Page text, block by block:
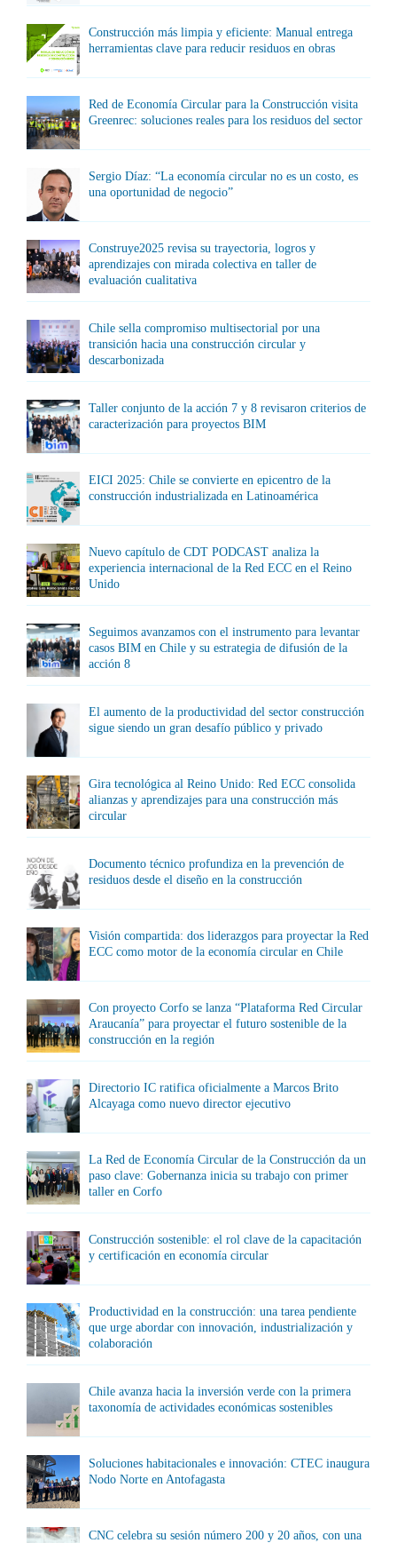
Construcción más limpia y eficiente: Manual entrega
herramientas clave para reducir residuos en obras
Red de Economía Circular para la Construcción visita
Greenrec: soluciones reales para los residuos del sector
Sergio Díaz: “La economía circular no es un costo, es
una oportunidad de negocio”
Construye2025 revisa su trayectoria, logros y
aprendizajes con mirada colectiva en taller de
evaluación cualitativa
Chile sella compromiso multisectorial por una
transición hacia una construcción circular y
descarbonizada
Taller conjunto de la acción 7 y 8 revisaron criterios de
caracterización para proyectos BIM
EICI 2025: Chile se convierte en epicentro de la
construcción industrializada en Latinoamérica
Nuevo capítulo de CDT PODCAST analiza la
experiencia internacional de la Red ECC en el Reino
Unido
Seguimos avanzamos con el instrumento para levantar
casos BIM en Chile y su estrategia de difusión de la
acción 8
El aumento de la productividad del sector construcción
sigue siendo un gran desafío público y privado
Gira tecnológica al Reino Unido: Red ECC consolida
alianzas y aprendizajes para una construcción más
circular
Documento técnico profundiza en la prevención de
residuos desde el diseño en la construcción
Visión compartida: dos liderazgos para proyectar la Red
ECC como motor de la economía circular en Chile
Con proyecto Corfo se lanza “Plataforma Red Circular
Araucanía” para proyectar el futuro sostenible de la
construcción en la región
Directorio IC ratifica oficialmente a Marcos Brito
Alcayaga como nuevo director ejecutivo
La Red de Economía Circular de la Construcción da un
paso clave: Gobernanza inicia su trabajo con primer
taller en Corfo
Construcción sostenible: el rol clave de la capacitación
y certificación en economía circular
Productividad en la construcción: una tarea pendiente
que urge abordar con innovación, industrialización y
colaboración
Chile avanza hacia la inversión verde con la primera
taxonomía de actividades económicas sostenibles
Soluciones habitacionales e innovación: CTEC inaugura
Nodo Norte en Antofagasta
CNC celebra su sesión número 200 y 20 años, con una